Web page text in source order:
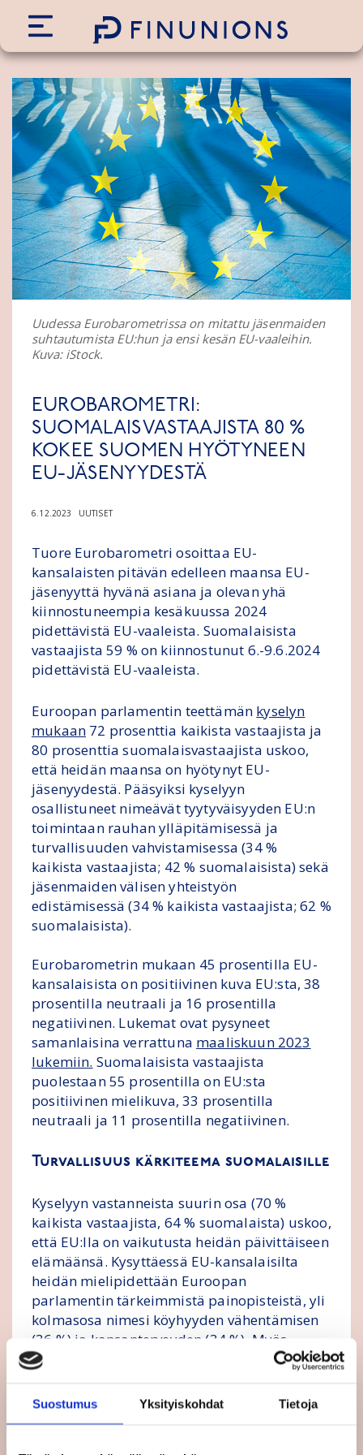
Suostumus Yksityiskohdat Tietoja
Uudessa Eurobarometrissa on mitattu jäsenmaiden
suhtautumista EU:hun ja ensi kesän EU-vaaleihin.
Kuva: iStock.
EUROBAROMETRI:
SUOMALAISVASTAAJISTA 80 %
KOKEE SUOMEN HYÖTYNEEN
EU-JÄSENYYDESTÄ
6.12.2023 UUTISET
Tuore Eurobarometri osoittaa EU-
kansalaisten pitävän edelleen maansa EU-
jäsenyyttä hyvänä asiana ja olevan yhä
kiinnostuneempia kesäkuussa 2024
pidettävistä EU-vaaleista. Suomalaisista
vastaajista 59 % on kiinnostunut 6.-9.6.2024
pidettävistä EU-vaaleista.
Euroopan parlamentin teettämän kyselyn
mukaan 72 prosenttia kaikista vastaajista ja
80 prosenttia suomalaisvastaajista uskoo,
että heidän maansa on hyötynyt EU-
jäsenyydestä. Pääsyiksi kyselyyn
osallistuneet nimeävät tyytyväisyyden EU:n
toimintaan rauhan ylläpitämisessä ja
turvallisuuden vahvistamisessa (34 %
kaikista vastaajista; 42 % suomalaisista) sekä
jäsenmaiden välisen yhteistyön
edistämisessä (34 % kaikista vastaajista; 62 %
suomalaisista).
Eurobarometrin mukaan 45 prosentilla EU-
kansalaisista on positiivinen kuva EU:sta, 38
prosentilla neutraali ja 16 prosentilla
negatiivinen. Lukemat ovat pysyneet
samanlaisina verrattuna maaliskuun 2023
lukemiin. Suomalaisista vastaajista
puolestaan 55 prosentilla on EU:sta
positiivinen mielikuva, 33 prosentilla
neutraali ja 11 prosentilla negatiivinen.
Turvallisuus kärkiteema suomalaisille
Kyselyyn vastanneista suurin osa (70 %
kaikista vastaajista, 64 % suomalaista) uskoo,
että EU:lla on vaikutusta heidän päivittäiseen
elämäänsä. Kysyttäessä EU-kansalaisilta
heidän mielipidettään Euroopan
parlamentin tärkeimmistä painopisteistä, yli
kolmasosa nimesi köyhyyden vähentämisen
(36 %) ja kansanterveyden (34 %). Myös
ilmastonmuutoksen vastaiset toimet (29 %) ja
työpaikkojen luominen (29 %) nousivat
tärkeysjärjestyksessä korkealle.